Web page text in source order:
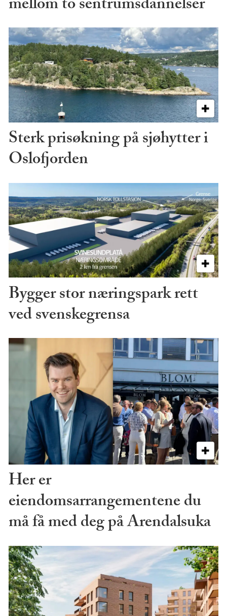
Sterk prisøkning på sjøhytter i
Oslofjorden
Bygger stor næringspark rett
ved svenskegrensa
Her er
eiendomsarrangementene du
må få med deg på Arendalsuka